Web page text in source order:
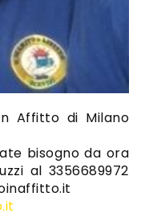
Affitto di Milano
bisogno da ora
al 3356689972